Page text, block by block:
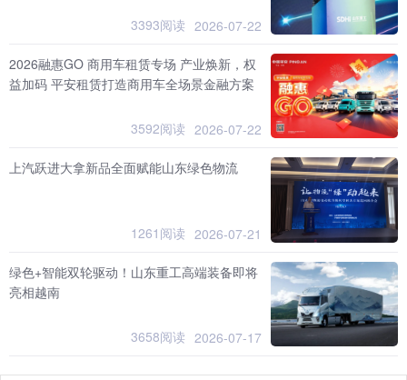
3393阅读 2026-07-22
2026融惠GO 商用车租赁专场 产业焕新，权
益加码 平安租赁打造商用车全场景金融方案
3592阅读 2026-07-22
上汽跃进大拿新品全面赋能山东绿色物流
1261阅读 2026-07-21
绿色+智能双轮驱动！山东重工高端装备即将
亮相越南
3658阅读 2026-07-17